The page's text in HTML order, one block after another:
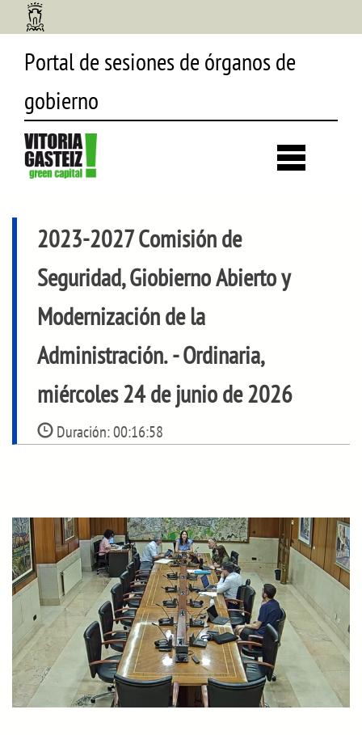
Portal de sesiones de órganos de
gobierno
2023-2027 Comisión de
Seguridad, Giobierno Abierto y
Modernización de la
Administración.- Ordinaria,
miércoles 24 de junio de 2026
Duración:00:16:58